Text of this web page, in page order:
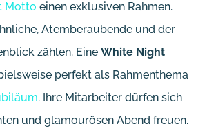
Motto einen exklusiven Rahmen.
Atemberaubende und der
zählen. Eine White Night
perfekt als Rahmenthema
. Ihre Mitarbeiter dürfen sich
und glamourösen Abend freuen.